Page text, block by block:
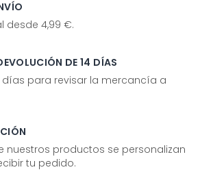
desde 4,99 €.
DE 14 DÍAS
días para revisar la mercancía a
nuestros productos se personalizan
tu pedido.